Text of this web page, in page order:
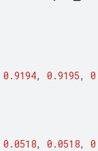
0.9194, 0.9195,
0.0518, 0.0518,